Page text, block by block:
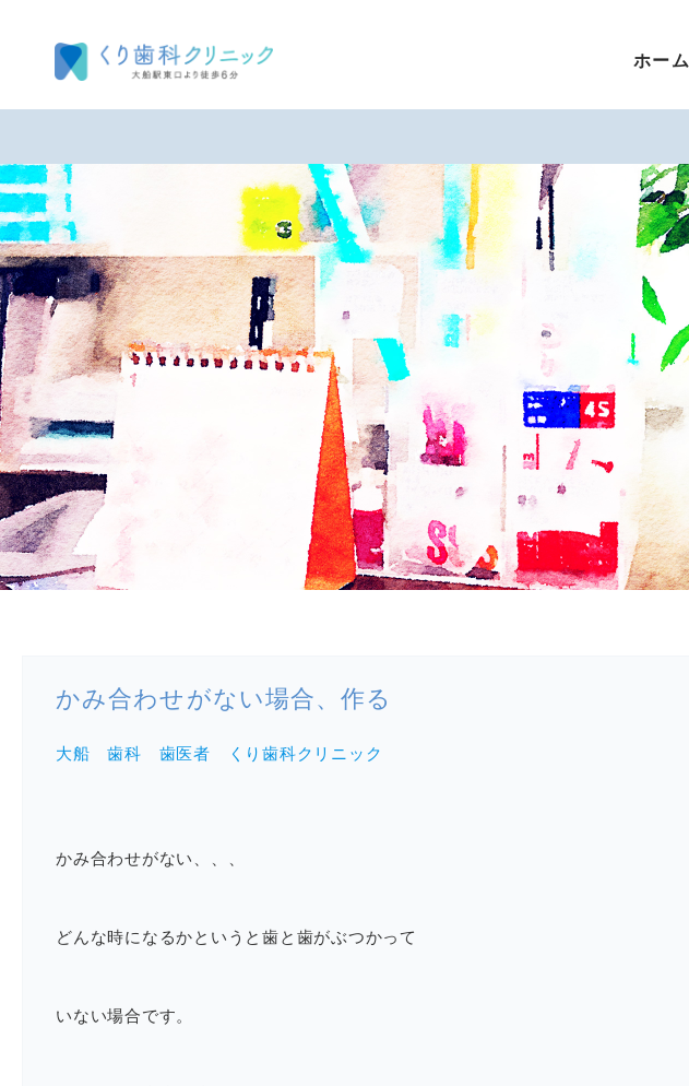
ホーム
かみ合わせがない場合、作る
大船 歯科 歯医者 くり歯科クリニック
かみ合わせがない、、、
どんな時になるかというと歯と歯がぶつかって
いない場合です。